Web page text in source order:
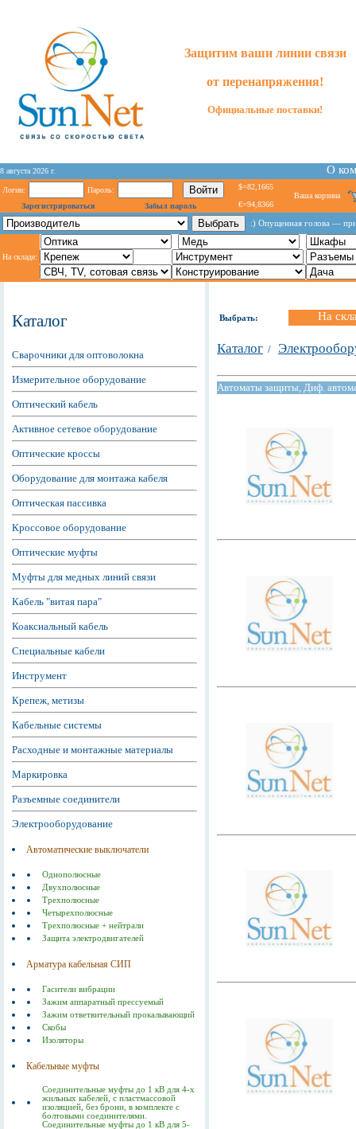
Защитим ваши линии связи
от перенапряжения!
Официальные поставки!
8 августа 2026 г. О
Логин:
Пароль:
Зарегистрироваться
Забыл пароль
$=82,1665
€=94,8366
Ваша корзина
:) Опущенная голова —
На складе:
Каталог
Сварочники для оптоволокна
Измерительное оборудование
Оптический кабель
Активное сетевое оборудование
Оптические кроссы
Оборудование для монтажа кабеля
Оптическая пассивка
Кроссовое оборудование
Оптические муфты
Муфты для медных линий связи
Кабель "витая пара"
Коаксиальный кабель
Специальные кабели
Инструмент
Крепеж, метизы
Кабельные системы
Расходные и монтажные материалы
Маркировка
Разъемные соединители
Электрооборудование
Автоматические выключатели
Однополюсные
Двухполюсные
Трехполюсные
Четырехполюсные
Трехполюсные + нейтрали
Защита электродвигателей
Арматура кабельная СИП
Гасители вибрации
Зажим аппаратный прессуемый
Зажим ответвительный прокалывающий
Скобы
Изоляторы
Кабельные муфты
Соединительные муфты до 1 кВ для 4-х
жильных кабелей, с пластмассовой
изоляцией, без брони, в комплекте с
болтовыми соединителями.
Соединительные муфты до 1 кВ для 5-
Выбрать: На
Каталог /
Автоматы защиты, Диф.